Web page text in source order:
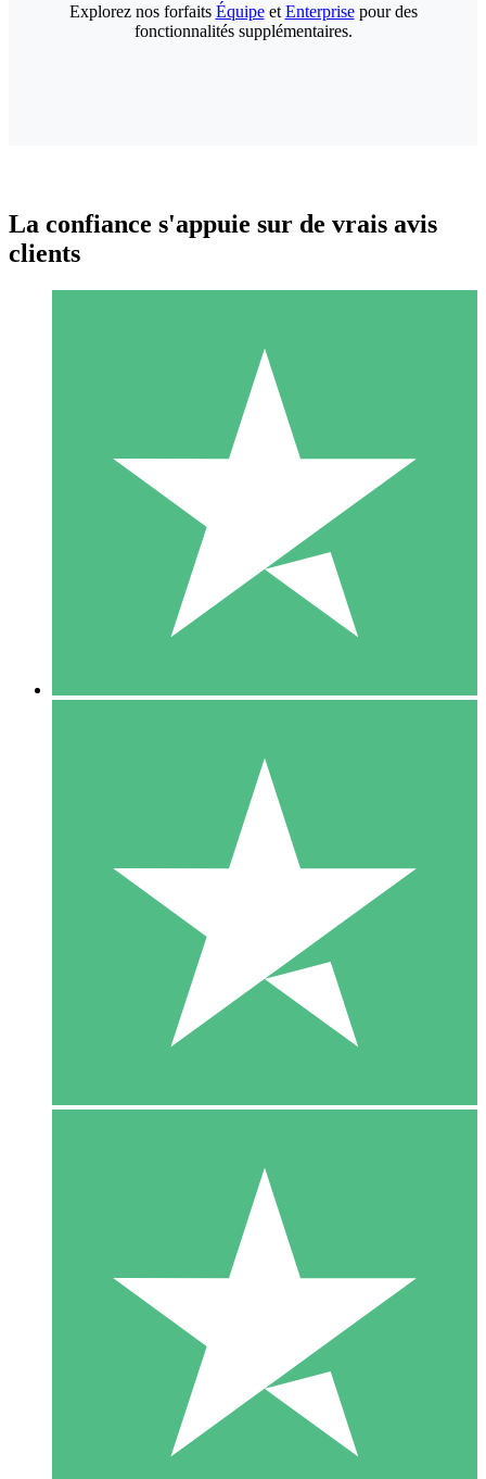
Packs de Crédits Individuels
Payez à l'utilisation avec des crédits de téléchargement. Sans
1 Téléchargement
10 00
10 Téléchargements
20 00
Explorez nos forfaits Équipeet Enterprisepour des
fonctionnalités supplémentaires.
La confiance s'appuie sur de vrais avis
clients